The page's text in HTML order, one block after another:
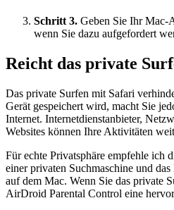
Schritt 3. Geben Sie Ihr Mac-
wenn Sie dazu aufgefordert
Reicht das private
Das private Surfen mit Safari
Gerät gespeichert wird, macht Sie
Internet. Internetdienstanbieter,
Websites können Ihre Aktivitäten
Für echte Privatsphäre empfehle ich
einer privaten Suchmaschine und
auf dem Mac. Wenn Sie das private
AirDroid Parental Control eine